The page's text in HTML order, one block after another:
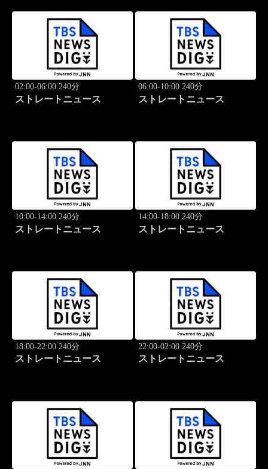
02:00-06:00 240分
ストレートニュース
06:00-10:00 240分
ストレートニュース
10:00-14:00 240分
ストレートニュース
14:00-18:00 240分
ストレートニュース
18:00-22:00 240分
ストレートニュース
22:00-02:00 240分
ストレートニュース